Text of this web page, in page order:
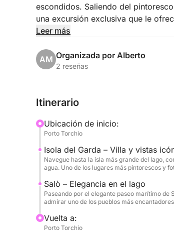
escondidos. Saliendo del
una excursión exclusiva que le
su suntuosa villa y jardines que se
elegante Salò, con su orilla del
oportunidad para admirar la belleza
Durante el recorrido, también
dispondrá de abundante agua para
música favorita durante el viaje,
de Garda.
Leer más
AM Organizada por Alberto
2 reseñas
Itinerario
Ubicación de inicio:
Porto Torchio
Isola del Garda – Villa y vistas
Navegue hasta la isla más grande del lago,
agua. Uno de los lugares más pintorescos y
Salò – Elegancia en el lago
Paseando por el elegante paseo marítimo
admirar uno de los pueblos más
Vuelta a:
Porto Torchio